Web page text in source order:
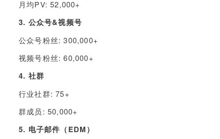
月均PV: 52,000+
3. 公众号&视频号
公众号粉丝: 300,000+
视频号粉丝: 60,000+
4. 社群
行业社群: 75+
群成员: 50,000+
5. 电子邮件（EDM）